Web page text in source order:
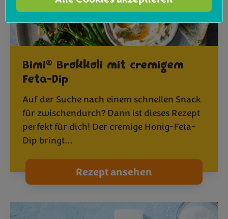
Bimi® Brokkoli mit cremigem
Feta-Dip
Auf der Suche nach einem schnellen Snack
für zwischendurch? Dann ist dieses Rezept
perfekt für dich! Der cremige Honig-Feta-
Dip bringt…
Rezept ansehen